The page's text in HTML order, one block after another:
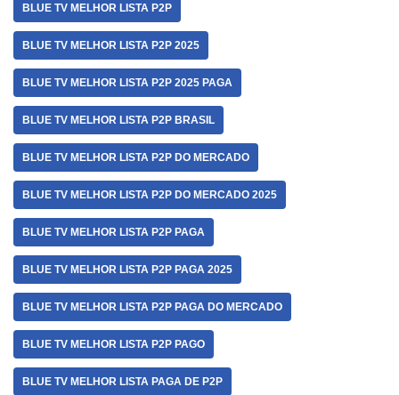
BLUE TV MELHOR LISTA P2P
BLUE TV MELHOR LISTA P2P 2025
BLUE TV MELHOR LISTA P2P 2025 PAGA
BLUE TV MELHOR LISTA P2P BRASIL
BLUE TV MELHOR LISTA P2P DO MERCADO
BLUE TV MELHOR LISTA P2P DO MERCADO 2025
BLUE TV MELHOR LISTA P2P PAGA
BLUE TV MELHOR LISTA P2P PAGA 2025
BLUE TV MELHOR LISTA P2P PAGA DO MERCADO
BLUE TV MELHOR LISTA P2P PAGO
BLUE TV MELHOR LISTA PAGA DE P2P